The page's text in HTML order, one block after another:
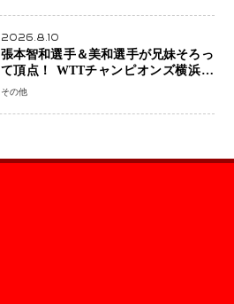
2026.8.10
張本智和選手＆美和選手が兄妹そろっ
て頂点！ WTTチャンピオンズ横浜で
史上初の快挙 2人で約1264万円の優
その他